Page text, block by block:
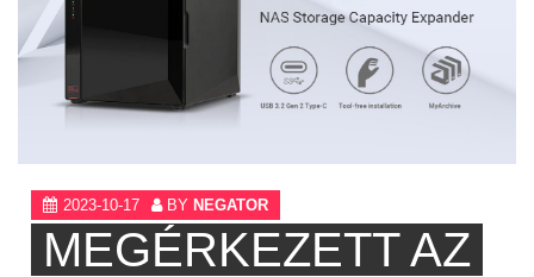
2023-10-17 BY NEGATOR
MEGÉRKEZETT AZ